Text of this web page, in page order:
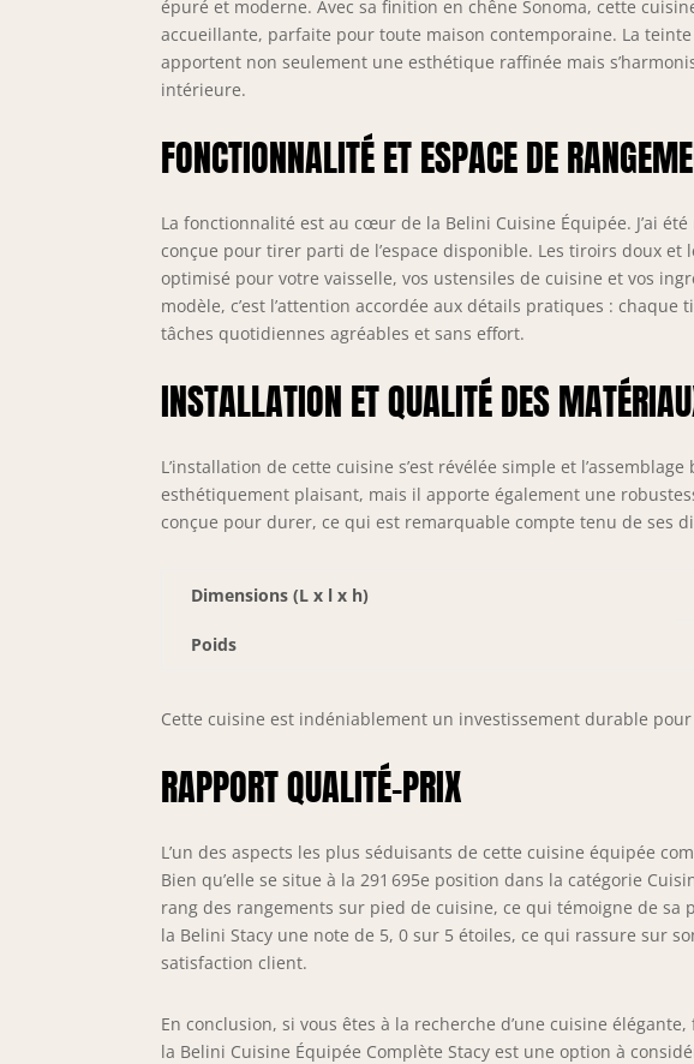
PRO++ & LONGÉVITÉ
protègent toutes les
et l’usure. Le
aluminium brossé
résistance et un
optimale.
épuré et moderne. Avec sa finition en chêne Sonoma, cette
accueillante, parfaite pour toute maison contemporaine. La
apportent non seulement une esthétique raffinée mais
intérieure.
FONCTIONNALITÉ ET ESPACE DE
La fonctionnalité est au cœur de la Belini Cuisine Équipée. J’ai
conçue pour tirer parti de l’espace disponible. Les tiroirs doux
optimisé pour votre vaisselle, vos ustensiles de cuisine et vos
modèle, c’est l’attention accordée aux détails pratiques :
tâches quotidiennes agréables et sans effort.
INSTALLATION ET QUALITÉ DES
L’installation de cette cuisine s’est révélée simple et
esthétiquement plaisant, mais il apporte également une
conçue pour durer, ce qui est remarquable compte tenu de ses
Dimensions (L x l x h)
Poids
Cette cuisine est indéniablement un investissement durable pour
RAPPORT QUALITÉ-PRIX
L’un des aspects les plus séduisants de cette cuisine équipée
Bien qu’elle se situe à la 291 695e position dans la catégorie
rang des rangements sur pied de cuisine, ce qui témoigne de
la Belini Stacy une note de 5, 0 sur 5 étoiles, ce qui rassure sur
satisfaction client.
En conclusion, si vous êtes à la recherche d’une cuisine
la Belini Cuisine Équipée Complète Stacy est une option à